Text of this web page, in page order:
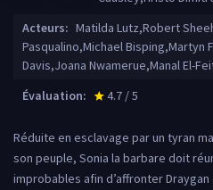
Acteurs: Matilda Lutz,Robert
Pasqualino,Michael Bisping,Martyn
Davis,Joana Nwamerue,Manal El-
Évaluation:
star_rate
4.7 / 5
Réduite en esclavage par un tyran
son peuple, Sonia la barbare doit
improbables afin d’affronter